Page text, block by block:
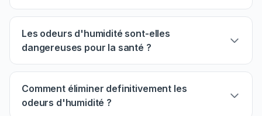
Les odeurs d'humidité sont-elles
dangereuses pour la santé ?
Comment éliminer definitivement les
odeurs d'humidité ?